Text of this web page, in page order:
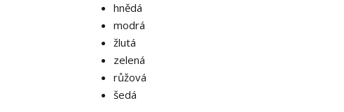
hnědá
modrá
žlutá
zelená
růžová
šedá